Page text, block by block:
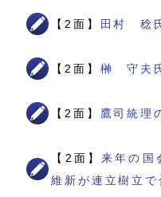
【2面】 田村 稔
【2面】 榊 守夫
【2面】 鷹司統理
【2面】来年の国
維新が連立樹立で